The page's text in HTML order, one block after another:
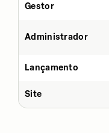
Gestor
Administrador
Lançamento
Site